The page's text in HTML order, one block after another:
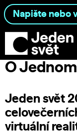
O
Jeden svět
virtuální